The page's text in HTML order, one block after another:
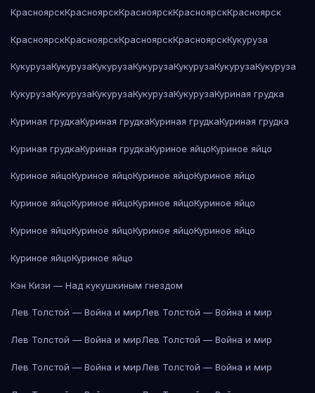
КрасноярскКрасноярскКрасноярскКрасноярскКрасноярск
КрасноярскКрасноярскКрасноярскКрасноярскКукуруза
КукурузаКукурузаКукурузаКукурузаКукурузаКукурузаКукуруза
КукурузаКукурузаКукурузаКукурузаКукурузаКуриная грудка
Куриная грудкаКуриная грудкаКуриная грудкаКуриная грудка
Куриная грудкаКуриная грудкаКуриное яйцоКуриное яйцо
Куриное яйцоКуриное яйцоКуриное яйцоКуриное яйцо
Куриное яйцоКуриное яйцоКуриное яйцоКуриное яйцо
Куриное яйцоКуриное яйцоКуриное яйцоКуриное яйцо
Куриное яйцоКуриное яйцо
Кэн Кизи — Над кукушкиным гнездом
Лев Толстой — Война и мирЛев Толстой — Война и мир
Лев Толстой — Война и мирЛев Толстой — Война и мир
Лев Толстой — Война и мирЛев Толстой — Война и мир